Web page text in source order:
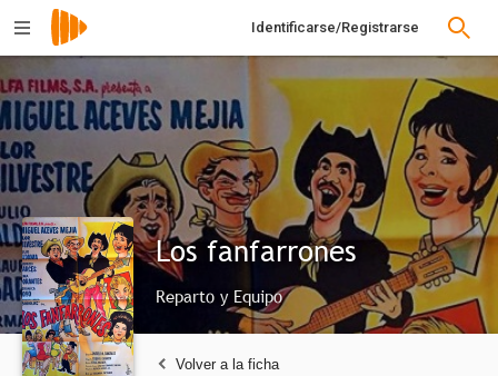
Identificarse/Registrarse
Los fanfarrones
Reparto y Equipo
Volver a la ficha